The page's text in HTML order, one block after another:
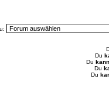
Du
Du
Du
Du